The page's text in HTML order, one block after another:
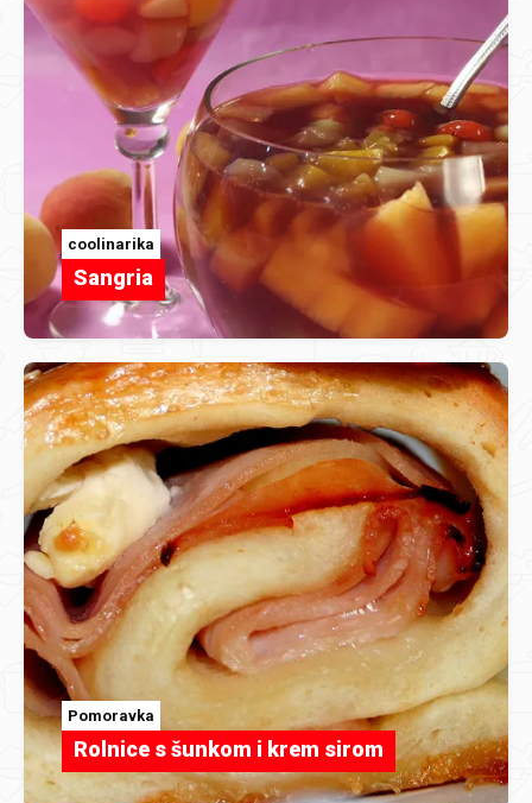
coolinarika
Sangria
Pomoravka
Rolnice s šunkom i krem sirom